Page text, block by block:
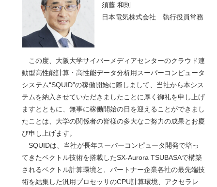
須藤 和則
日本電気株式会社 執行役員常務
この度、大阪大学サイバーメディアセンターのクラウド連
動型高性能計算・高性能データ分析用スーパーコンピュータ
システム“SQUID”の稼働開始に際しまして、当社から本シス
テムを納入させていただきましたことに厚く御礼を申し上げ
ますとともに、無事に稼働開始の日を迎えることができまし
たことは、大学の関係者の皆様の多大なご努力の成果とお慶
び申し上げます。
SQUIDは、当社が長年スーパーコンピュータ開発で培っ
てきたベクトル技術を搭載したSX-Aurora TSUBASAで構築
されるベクトル計算環境と、パートナー企業各社の最先端技
術を結集した汎用プロセッサのCPU計算環境、アクセラレ